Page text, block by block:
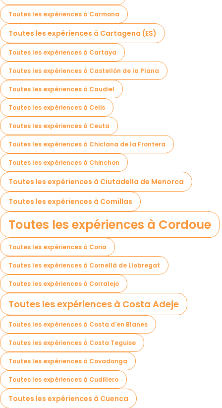
Toutes les expériences à Carmona
Toutes les expériences à Cartagena (ES)
Toutes les expériences à Cartaya
Toutes les expériences à Castellón de la Plana
Toutes les expériences à Caudiel
Toutes les expériences à Celis
Toutes les expériences à Ceuta
Toutes les expériences à Chiclana de la Frontera
Toutes les expériences à Chinchon
Toutes les expériences à Ciutadella de Menorca
Toutes les expériences à Comillas
Toutes les expériences à Cordoue
Toutes les expériences à Coria
Toutes les expériences à Cornellà de Llobregat
Toutes les expériences à Corralejo
Toutes les expériences à Costa Adeje
Toutes les expériences à Costa d'en Blanes
Toutes les expériences à Costa Teguise
Toutes les expériences à Covadonga
Toutes les expériences à Cudillero
Toutes les expériences à Cuenca